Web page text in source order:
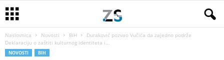
Naslovnica Novosti BiH
Duraković pozvao Vučića da zajedno podrže
Deklaraciju o zaštiti kulturnog identiteta i...
NOVOSTI BIH